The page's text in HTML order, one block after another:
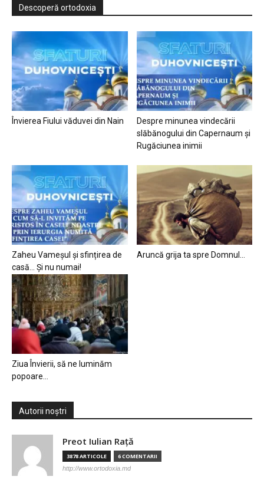
Descoperă ortodoxia
Învierea Fiului văduvei din Nain
Despre minunea vindecării
slăbănogului din Capernaum și
Rugăciunea inimii
Zaheu Vameșul și sfințirea de
casă… Și nu numai!
Aruncă grija ta spre Domnul…
Ziua Învierii, să ne luminăm
popoare…
Autorii noștri
Preot Iulian Raţă
3878 ARTICOLE 6 COMENTARII
http://www.ortodoxia.md